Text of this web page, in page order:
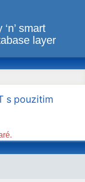
‘n’ smart
layer
s pouzitim